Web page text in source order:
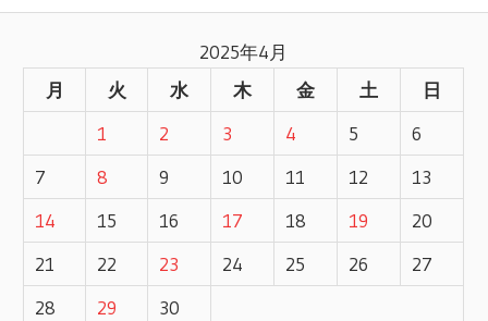
2025年4月
月
火 水 木 金 土 日
1 2 3 4 5
6
7
8 9 10 11 12
13
14
15 16 17 18 19
20
21
22 23 24 25 26
27
28
29 30